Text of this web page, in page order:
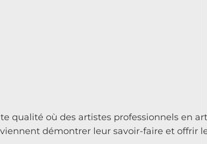
qualité où des artistes professionnels en
démontrer leur savoir-faire et offrir